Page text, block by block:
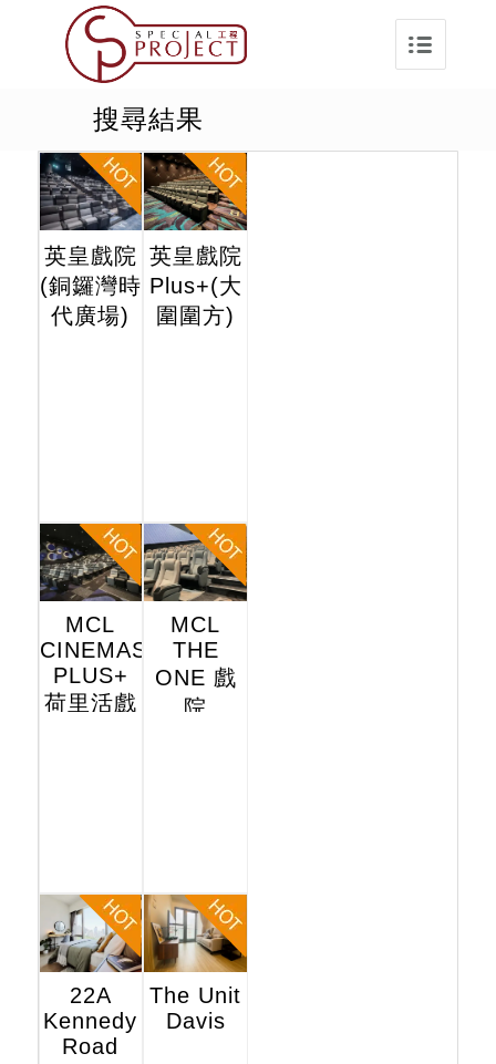
搜尋結果
英皇戲院
(銅鑼灣時
代廣場)
英皇戲院
Plus+(大
圍圍方)
MCL
CINEMAS
PLUS+
荷里活戲
MCL
THE
ONE 戲
院
22A
Kennedy
Road
The Unit
Davis